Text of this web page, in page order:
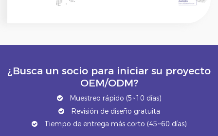
¿Busca un socio para iniciar su proyecto
OEM/ODM?
Muestreo rápido (5~10 días)
Revisión de diseño gratuita
Tiempo de entrega más corto (45~60 días)